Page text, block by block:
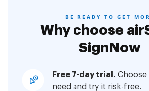
BE READY TO GET
Why choose
SignNow
Free 7-day trial. Choose
need and try it risk-free.